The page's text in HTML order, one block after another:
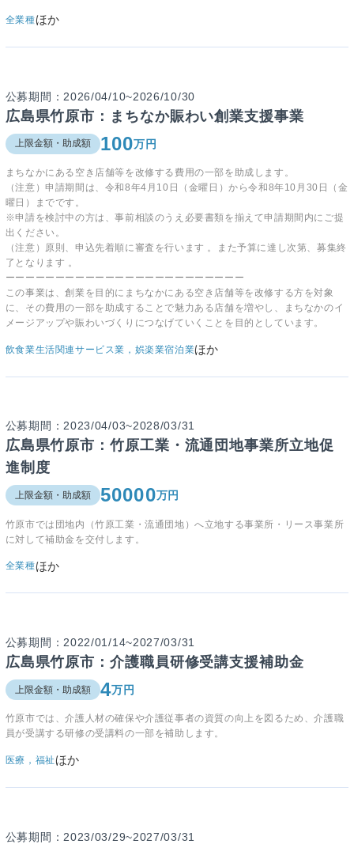
全業種ほか
公募期間：2026/04/10~2026/10/30
広島県竹原市：まちなか賑わい創業支援事業
上限金額・助成額 100万円
まちなかにある空き店舗等を改修する費用の一部を助成します。
（注意）申請期間は、令和8年4月10日（金曜日）から令和8年10月30日（金
曜日）までです。
※申請を検討中の方は、事前相談のうえ必要書類を揃えて申請期間内にご提
出ください。
（注意）原則、申込先着順に審査を行います 。また予算に達し次第、募集終
了となります 。
ーーーーーーーーーーーーーーーーーーーーーーーー
この事業は、創業を目的にまちなかにある空き店舗等を改修する方を対象
に、その費用の一部を助成することで魅力ある店舗を増やし、まちなかのイ
メージアップや賑わいづくりにつなげていくことを目的としています。
飲食業生活関連サービス業，娯楽業宿泊業ほか
公募期間：2023/04/03~2028/03/31
広島県竹原市：竹原工業・流通団地事業所立地促
進制度
上限金額・助成額 50000万円
竹原市では 団地内（竹原工業・流通団地）へ立地する事業所・リース事業所
に対して補助金を交付します。
全業種ほか
公募期間：2022/01/14~2027/03/31
広島県竹原市：介護職員研修受講支援補助金
上限金額・助成額 4万円
竹原市では、介護人材の確保や介護従事者の資質の向上を図るため、介護職
員が受講する研修の受講料の一部を補助します。
医療，福祉ほか
公募期間：2023/03/29~2027/03/31